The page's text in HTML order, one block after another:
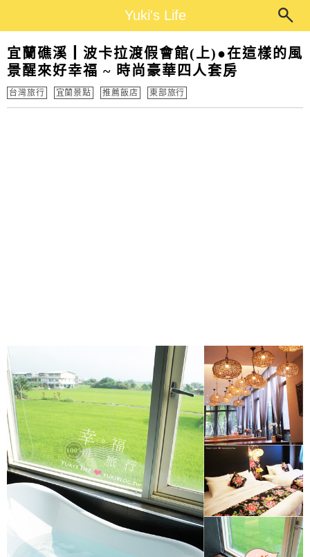
Yuki's Life
宜蘭礁溪┃波卡拉渡假會館(上)●在這樣的風
景醒來好幸福 ~ 時尚豪華四人套房
台灣旅行 宜蘭景點 推薦飯店 東部旅行